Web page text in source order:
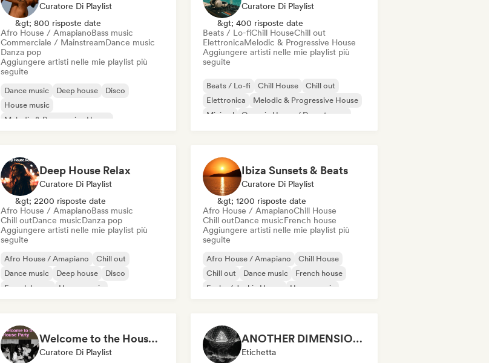
Curatore Di Playlist
&gt; 800 risposte date
Afro House / AmapianoBass music
Commerciale / MainstreamDance music
Danza pop
Aggiungere artisti nelle mie playlist più
seguite
Dance music Deep house
Disco
House music
Melodic & Progressive House
Curatore Di Playlist
&gt; 400 risposte date
Beats / Lo-fiChill HouseChill out
ElettronicaMelodic & Progressive House
Aggiungere artisti nelle mie playlist più
seguite
Beats / Lo-fi Chill House
Chill out
Elettronica
Melodic & Progressive House
Minimal
Organic House / Downtempo
Deep House Relax
Curatore Di Playlist
&gt; 2200 risposte date
Afro House / AmapianoBass music
Chill outDance musicDanza pop
Aggiungere artisti nelle mie playlist più
seguite
Afro House / Amapiano
Chill out
Dance music
Deep house
Disco
French house
House music
Ibiza Sunsets & Beats
Curatore Di Playlist
&gt; 1200 risposte date
Afro House / AmapianoChill House
Chill outDance musicFrench house
Aggiungere artisti nelle mie playlist più
seguite
Afro House / Amapiano
Chill House
Chill out
Dance music
French house
Funky / Jackin House
House music
Welcome to the House Party
Curatore Di Playlist
ANOTHER DIMENSION MUSIC
Etichetta